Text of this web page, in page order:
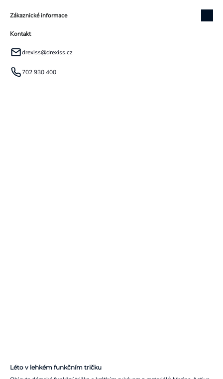
Zákaznické informace
Kontakt
drexiss@drexiss.cz
702 930 400
Léto v lehkém funkčním tričku